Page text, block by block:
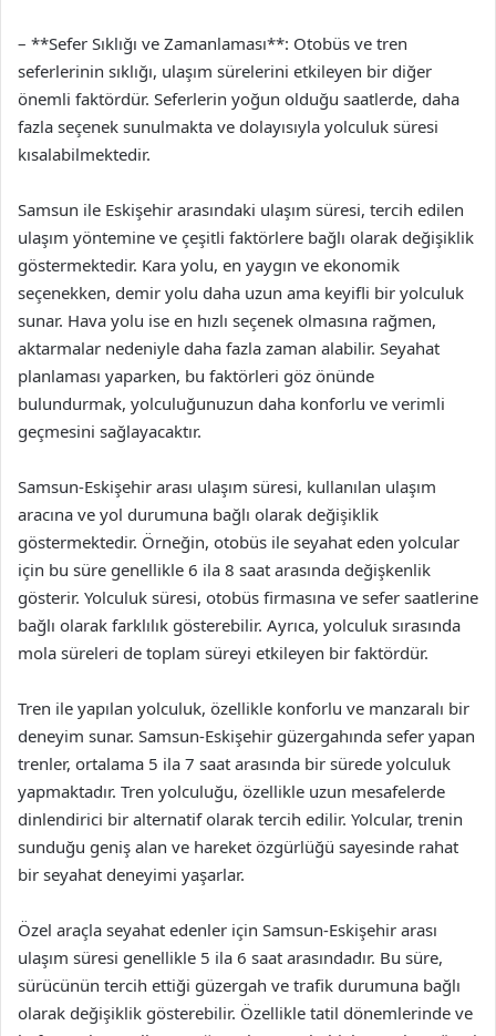
– **Sefer Sıklığı ve Zamanlaması**: Otobüs ve tren
seferlerinin sıklığı, ulaşım sürelerini etkileyen bir diğer
önemli faktördür. Seferlerin yoğun olduğu saatlerde, daha
fazla seçenek sunulmakta ve dolayısıyla yolculuk süresi
kısalabilmektedir.
Samsun ile Eskişehir arasındaki ulaşım süresi, tercih edilen
ulaşım yöntemine ve çeşitli faktörlere bağlı olarak değişiklik
göstermektedir. Kara yolu, en yaygın ve ekonomik
seçenekken, demir yolu daha uzun ama keyifli bir yolculuk
sunar. Hava yolu ise en hızlı seçenek olmasına rağmen,
aktarmalar nedeniyle daha fazla zaman alabilir. Seyahat
planlaması yaparken, bu faktörleri göz önünde
bulundurmak, yolculuğunuzun daha konforlu ve verimli
geçmesini sağlayacaktır.
Samsun-Eskişehir arası ulaşım süresi, kullanılan ulaşım
aracına ve yol durumuna bağlı olarak değişiklik
göstermektedir. Örneğin, otobüs ile seyahat eden yolcular
için bu süre genellikle 6 ila 8 saat arasında değişkenlik
gösterir. Yolculuk süresi, otobüs firmasına ve sefer saatlerine
bağlı olarak farklılık gösterebilir. Ayrıca, yolculuk sırasında
mola süreleri de toplam süreyi etkileyen bir faktördür.
Tren ile yapılan yolculuk, özellikle konforlu ve manzaralı bir
deneyim sunar. Samsun-Eskişehir güzergahında sefer yapan
trenler, ortalama 5 ila 7 saat arasında bir sürede yolculuk
yapmaktadır. Tren yolculuğu, özellikle uzun mesafelerde
dinlendirici bir alternatif olarak tercih edilir. Yolcular, trenin
sunduğu geniş alan ve hareket özgürlüğü sayesinde rahat
bir seyahat deneyimi yaşarlar.
Özel araçla seyahat edenler için Samsun-Eskişehir arası
ulaşım süresi genellikle 5 ila 6 saat arasındadır. Bu süre,
sürücünün tercih ettiği güzergah ve trafik durumuna bağlı
olarak değişiklik gösterebilir. Özellikle tatil dönemlerinde ve